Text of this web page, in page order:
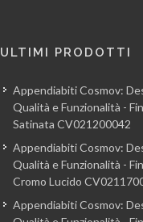
ULTIMI PRODOTTI
Appendiabiti Cosmov:
Qualità e Funzionalità -
Satinata CV021200042
Appendiabiti Cosmov:
Qualità e Funzionalità -
Cromo Lucido
Appendiabiti Cosmov: